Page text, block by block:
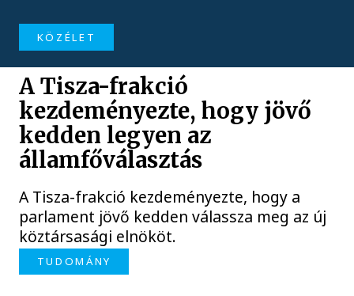
KÖZÉLET
A Tisza-frakció
kezdeményezte, hogy jövő
kedden legyen az
államfőválasztás
A Tisza-frakció kezdeményezte, hogy a
parlament jövő kedden válassza meg az új
köztársasági elnököt.
TUDOMÁNY